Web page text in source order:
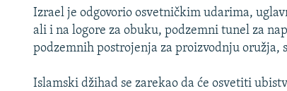
Izrael je odgovorio osvetničkim udarima,
ali i na logore za obuku, podzemni tunel za
podzemnih postrojenja za proizvodnju oružja,
Islamski džihad se zarekao da će osvetiti